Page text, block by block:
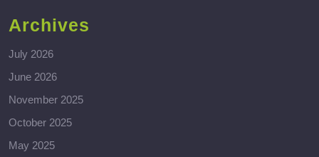
Archives
July 2026
June 2026
November 2025
October 2025
May 2025